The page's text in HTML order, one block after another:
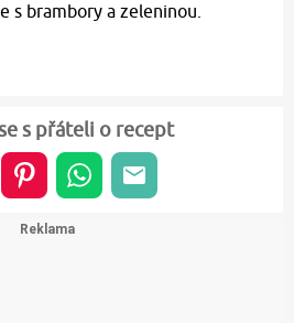
s brambory a zeleninou.
s přáteli o recept